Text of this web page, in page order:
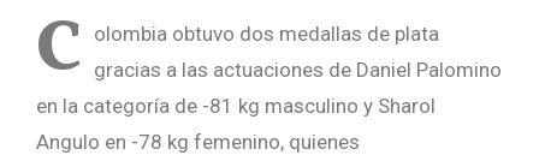
C olombia obtuvo dos medallas de plata
gracias a las actuaciones de Daniel Palomino
en la categoría de -81 kg masculino y Sharol
Angulo en -78 kg femenino, quienes